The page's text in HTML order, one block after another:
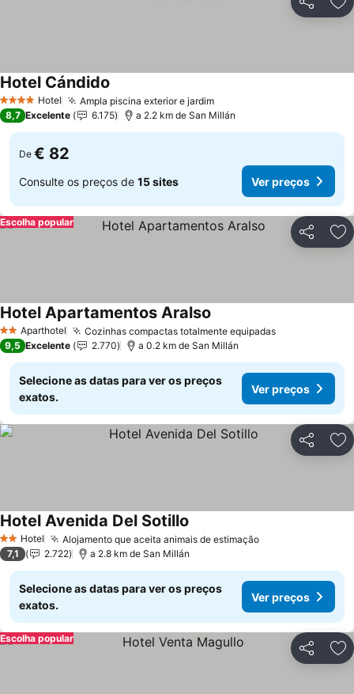
Partilhar
4 EstrelasHotel Ampla piscina exterior e jardim
Hotel Cándido
8,7 Excelente 6.175 a 2.2 km de San Millán
De € 82
Consulte os preços de 15 sites Ver preços
Partilhar
Escolha popular
2 EstrelasAparthotel Cozinhas compactas totalmente equipadas
Hotel Apartamentos Aralso
9,5 Excelente 2.770 a 0.2 km de San Millán
Selecione as datas para ver os preços
exatos.
Ver preços
Partilhar
2 Estrelas
Hotel Alojamento que aceita animais de estimação
Hotel Avenida Del Sotillo
7,1 2.722 a 2.8 km de San Millán
Selecione as datas para ver os preços
exatos.
Ver preços
Partilhar
Escolha popular